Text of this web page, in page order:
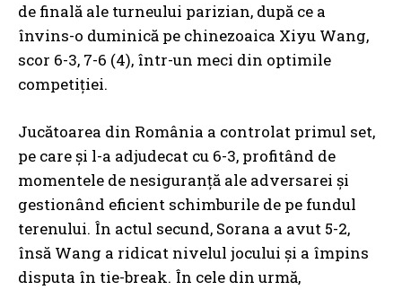
de finală ale turneului parizian, după ce a
învins-o duminică pe chinezoaica Xiyu Wang,
scor 6-3, 7-6 (4), într-un meci din optimile
competiției.
Jucătoarea din România a controlat primul set,
pe care și l-a adjudecat cu 6-3, profitând de
momentele de nesiguranță ale adversarei și
gestionând eficient schimburile de pe fundul
terenului. În actul secund, Sorana a avut 5-2,
însă Wang a ridicat nivelul jocului și a împins
disputa în tie-break. În cele din urmă,